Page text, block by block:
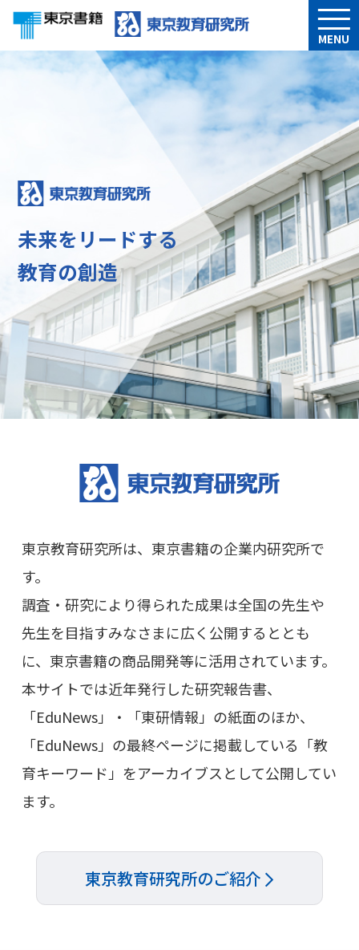
MENU
未来をリードする
教育の創造
東京教育研究所は、東京書籍の企業内研究所で
す。
調査・研究により得られた成果は全国の先生や
先生を目指すみなさまに広く公開するととも
に、東京書籍の商品開発等に活用されています。
本サイトでは近年発行した研究報告書、
「EduNews」・「東研情報」の紙面のほか、
「EduNews」の最終ページに掲載している「教
育キーワード」をアーカイブスとして公開してい
ます。
東京教育研究所のご紹介